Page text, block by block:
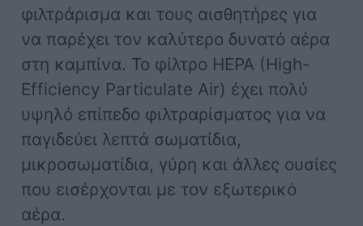
φιλτράρισμα και τους αισθητήρες για
να παρέχει τον καλύτερο δυνατό αέρα
στη καμπίνα. Το φίλτρο HEPA (High-
Efficiency Particulate Air) έχει πολύ
υψηλό επίπεδο φιλτραρίσματος για να
παγιδεύει λεπτά σωματίδια,
μικροσωματίδια, γύρη και άλλες ουσίες
που εισέρχονται με τον εξωτερικό
αέρα.